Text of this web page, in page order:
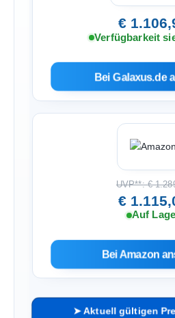
€
Verfügbarkeit
Bei Galaxus.de
UVP**: €
€
Auf
Bei Amazon
➤ Aktuell gültigen